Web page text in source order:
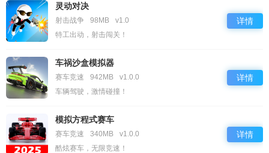
灵动对决
射击战争 98MB
v1.0
特工出动，射击闯关！
详情
车祸沙盒模拟器
赛车竞速 942MB
v1.0.0
车辆驾驶，激情碰撞！
详情
模拟方程式赛车
赛车竞速 340MB
v1.0.0
酷炫赛车，无限竞速！
详情